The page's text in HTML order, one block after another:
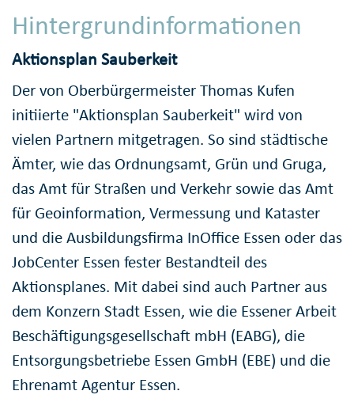
Hintergrundinformationen
Aktionsplan Sauberkeit
Der von Oberbürgermeister Thomas Kufen
initiierte "Aktionsplan Sauberkeit" wird von
vielen Partnern mitgetragen. So sind städtische
Ämter, wie das Ordnungsamt, Grün und Gruga,
das Amt für Straßen und Verkehr sowie das Amt
für Geoinformation, Vermessung und Kataster
und die Ausbildungsfirma InOffice Essen oder das
JobCenter Essen fester Bestandteil des
Aktionsplanes. Mit dabei sind auch Partner aus
dem Konzern Stadt Essen, wie die Essener Arbeit
Beschäftigungsgesellschaft mbH (EABG), die
Entsorgungsbetriebe Essen GmbH (EBE) und die
Ehrenamt Agentur Essen.